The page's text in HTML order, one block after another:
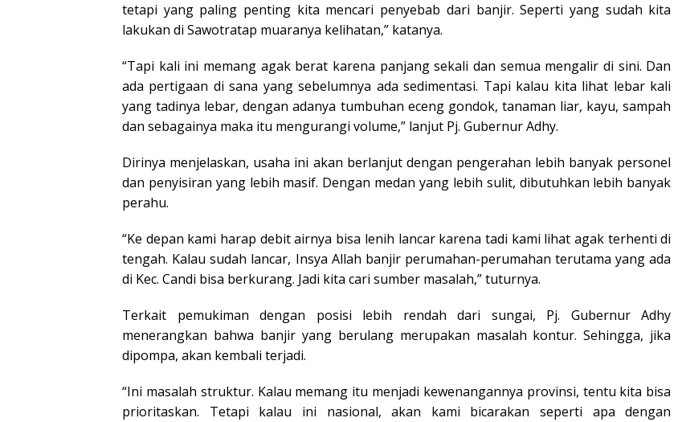
tetapi yang paling penting kita mencari penyebab dari banjir. Seperti yang sudah kita
lakukan di Sawotratap muaranya kelihatan,” katanya.
“Tapi kali ini memang agak berat karena panjang sekali dan semua mengalir di sini. Dan
ada pertigaan di sana yang sebelumnya ada sedimentasi. Tapi kalau kita lihat lebar kali
yang tadinya lebar, dengan adanya tumbuhan eceng gondok, tanaman liar, kayu, sampah
dan sebagainya maka itu mengurangi volume,” lanjut Pj. Gubernur Adhy.
Dirinya menjelaskan, usaha ini akan berlanjut dengan pengerahan lebih banyak personel
dan penyisiran yang lebih masif. Dengan medan yang lebih sulit, dibutuhkan lebih banyak
perahu.
“Ke depan kami harap debit airnya bisa lenih lancar karena tadi kami lihat agak terhenti di
tengah. Kalau sudah lancar, Insya Allah banjir perumahan-perumahan terutama yang ada
di Kec. Candi bisa berkurang. Jadi kita cari sumber masalah,” tuturnya.
Terkait pemukiman dengan posisi lebih rendah dari sungai, Pj. Gubernur Adhy
menerangkan bahwa banjir yang berulang merupakan masalah kontur. Sehingga, jika
dipompa, akan kembali terjadi.
“Ini masalah struktur. Kalau memang itu menjadi kewenangannya provinsi, tentu kita bisa
prioritaskan. Tetapi kalau ini nasional, akan kami bicarakan seperti apa dengan